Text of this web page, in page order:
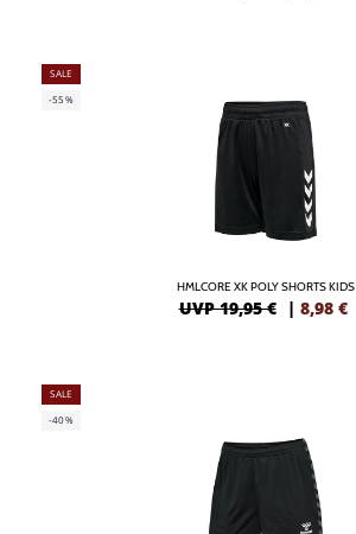
SALE
-55%
HMLCORE XK POLY SHORTS KIDS
UVP 19,95 € | 8,98 €
SALE
-40%